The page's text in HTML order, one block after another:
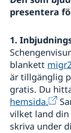
presentera
1.
blankett
är tillgänglig
gratis. Du
hemsida.
vilket land
skriva under